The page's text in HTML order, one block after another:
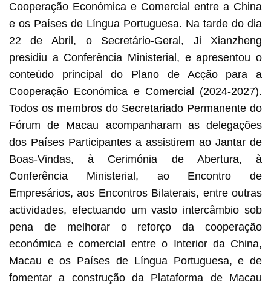
Cooperação Económica e Comercial entre a China
e os Países de Língua Portuguesa. Na tarde do dia
22 de Abril, o Secretário-Geral, Ji Xianzheng
presidiu a Conferência Ministerial, e apresentou o
conteúdo principal do Plano de Acção para a
Cooperação Económica e Comercial (2024-2027).
Todos os membros do Secretariado Permanente do
Fórum de Macau acompanharam as delegações
dos Países Participantes a assistirem ao Jantar de
Boas-Vindas, à Cerimónia de Abertura, à
Conferência Ministerial, ao Encontro de
Empresários, aos Encontros Bilaterais, entre outras
actividades, efectuando um vasto intercâmbio sob
pena de melhorar o reforço da cooperação
económica e comercial entre o Interior da China,
Macau e os Países de Língua Portuguesa, e de
fomentar a construção da Plataforma de Macau